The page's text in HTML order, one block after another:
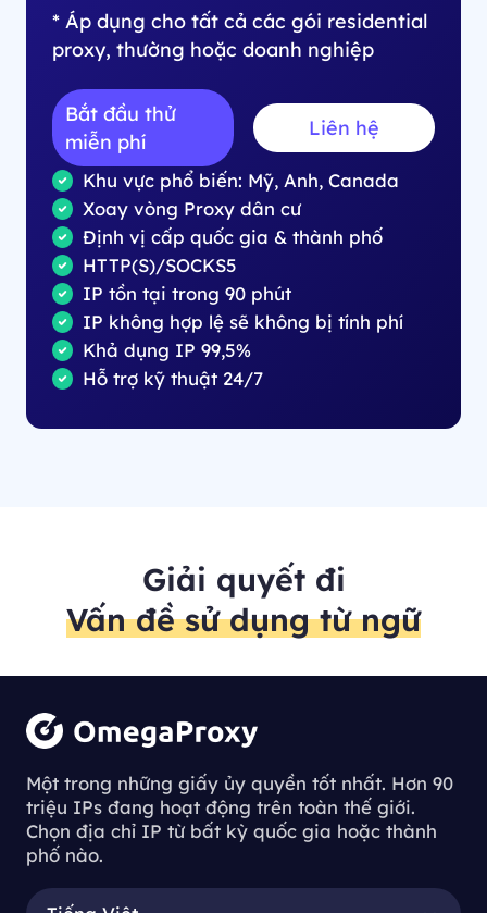
* Áp dụng cho tất cả các gói residential
proxy, thường hoặc doanh nghiệp
Bắt đầu thử
miễn phí
Liên hệ
Khu vực phổ biến: Mỹ, Anh, Canada
Xoay vòng Proxy dân cư
Định vị cấp quốc gia & thành phố
HTTP(S)/SOCKS5
IP tồn tại trong 90 phút
IP không hợp lệ sẽ không bị tính phí
Khả dụng IP 99,5%
Hỗ trợ kỹ thuật 24/7
Giải quyết đi
Vấn đề sử dụng từ ngữ
Một trong những giấy ủy quyền tốt nhất. Hơn 90
triệu IPs đang hoạt động trên toàn thế giới.
Chọn địa chỉ IP từ bất kỳ quốc gia hoặc thành
phố nào.